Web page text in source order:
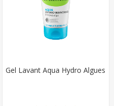
Gel Lavant Aqua Hydro Algues